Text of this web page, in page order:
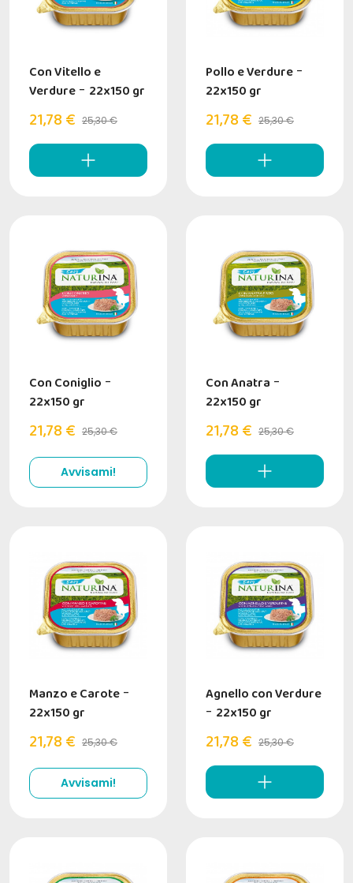
Con Vitello e
Verdure - 22x150 gr
21,78 € 25,30 €
Pollo e Verdure -
22x150 gr
21,78 € 25,30 €
Con Coniglio -
22x150 gr
21,78 € 25,30 €
Avvisami!
Con Anatra -
22x150 gr
21,78 € 25,30 €
Manzo e Carote -
22x150 gr
21,78 € 25,30 €
Avvisami!
Agnello con Verdure
- 22x150 gr
21,78 € 25,30 €